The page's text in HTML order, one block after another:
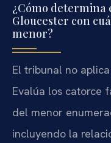
¿Cómo determina
Gloucester con
menor?
El tribunal no
Evalúa los catorce
del menor
incluyendo la